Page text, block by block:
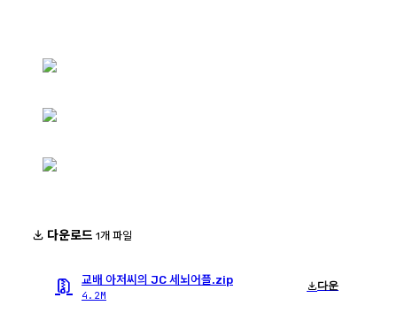
다운로드 1개 파일
교배 아저씨의 JC 세뇌어플.zip
4.2M
다운